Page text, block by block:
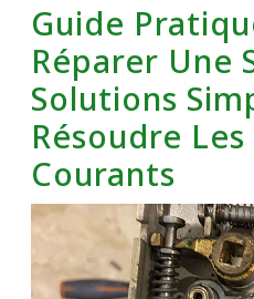
Guide
Réparer Une
Solutions
Résoudre
Courants